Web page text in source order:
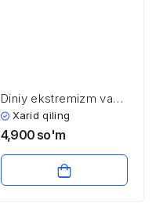
Diniy ekstremizm va
fundamentalizm
Xarid qiling
4,900 so'm